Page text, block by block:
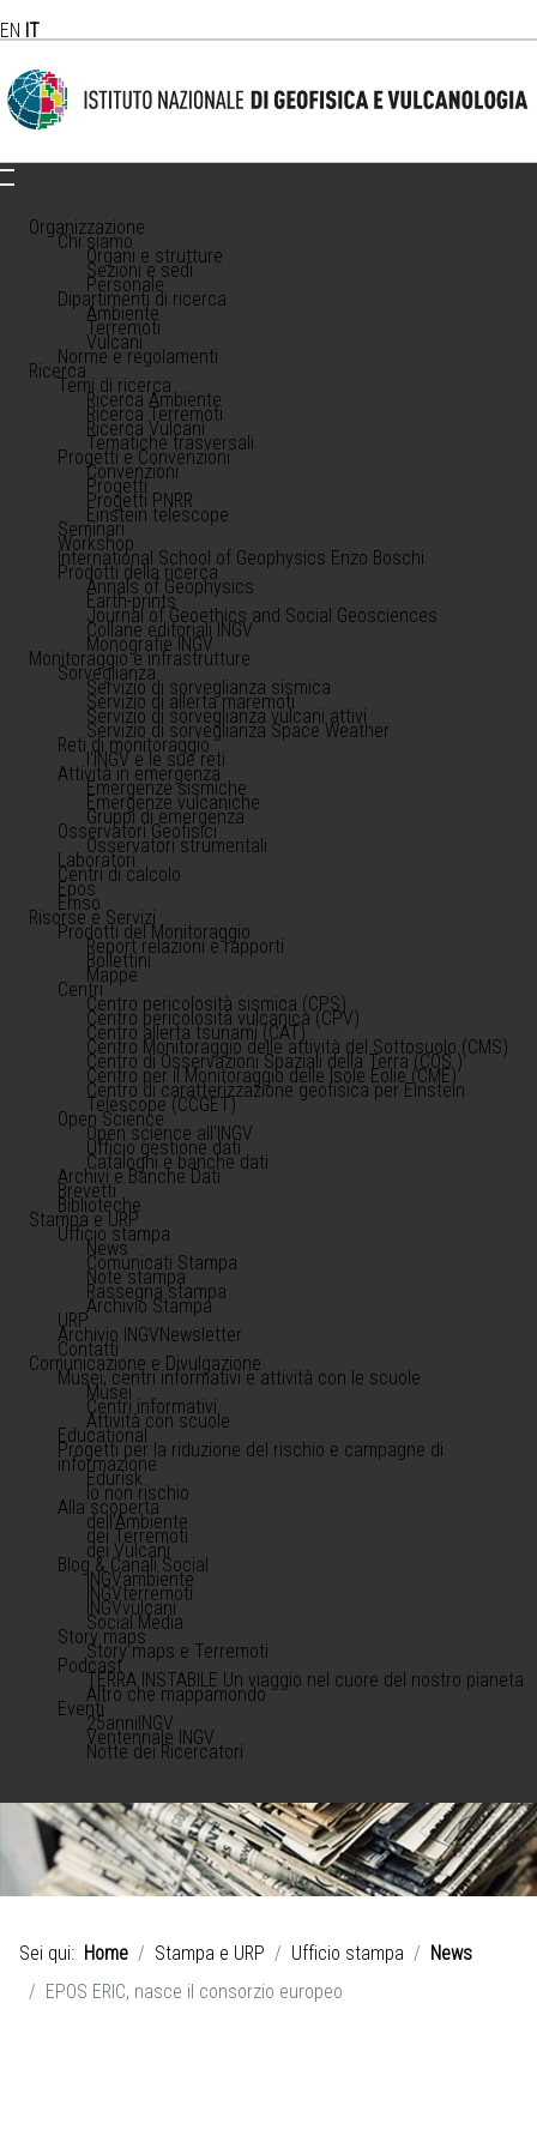
EN IT
Organizzazione
Chi siamo
Organi e strutture
Sezioni e sedi
Personale
Dipartimenti di ricerca
Ambiente
Terremoti
Vulcani
Norme e regolamenti
Ricerca
Temi di ricerca
Ricerca Ambiente
Ricerca Terremoti
Ricerca Vulcani
Tematiche trasversali
Progetti e Convenzioni
Convenzioni
Progetti
Progetti PNRR
Einstein telescope
Seminari
Workshop
International School of Geophysics Enzo Boschi
Prodotti della ricerca
Annals of Geophysics
Earth-prints
Journal of Geoethics and Social Geosciences
Collane editoriali INGV
Monografie INGV
Monitoraggio e infrastrutture
Sorveglianza
Servizio di sorveglianza sismica
Servizio di allerta maremoti
Servizio di sorveglianza vulcani attivi
Servizio di sorveglianza Space Weather
Reti di monitoraggio
l'INGV e le sue reti
Attività in emergenza
Emergenze sismiche
Emergenze vulcaniche
Gruppi di emergenza
Osservatori Geofisici
Osservatori strumentali
Laboratori
Centri di calcolo
Epos
Emso
Risorse e Servizi
Prodotti del Monitoraggio
Report relazioni e rapporti
Bollettini
Mappe
Centri
Centro pericolosità sismica (CPS)
Centro pericolosità vulcanica (CPV)
Centro allerta tsunami (CAT)
Centro Monitoraggio delle attività del Sottosuolo (CMS)
Centro di Osservazioni Spaziali della Terra (COS )
Centro per il Monitoraggio delle Isole Eolie (CME)
Centro di caratterizzazione geofisica per Einstein
Telescope (CCGET)
Open Science
Open science all'INGV
Ufficio gestione dati
Cataloghi e banche dati
Archivi e Banche Dati
Brevetti
Biblioteche
Stampa e URP
Ufficio stampa
News
Comunicati Stampa
Note stampa
Rassegna stampa
Archivio Stampa
URP
Archivio INGVNewsletter
Contatti
Comunicazione e Divulgazione
Musei, centri informativi e attività con le scuole
Musei
Centri informativi
Attività con scuole
Educational
Progetti per la riduzione del rischio e campagne di
informazione
Edurisk
Io non rischio
Alla scoperta
dell'Ambiente
dei Terremoti
dei Vulcani
Blog & Canali Social
INGVambiente
INGVterremoti
INGVvulcani
Social Media
Story maps
Story maps e Terremoti
Podcast
TERRA INSTABILE Un viaggio nel cuore del nostro pianeta
Altro che mappamondo
Eventi
25anniINGV
Ventennale INGV
Notte dei Ricercatori
Sei qui: Home Stampa e URP Ufficio stampa
News
EPOS ERIC, nasce il consorzio europeo